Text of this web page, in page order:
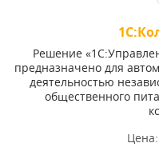
Решение
предназначено для
деятельностью
общественного
Цена: